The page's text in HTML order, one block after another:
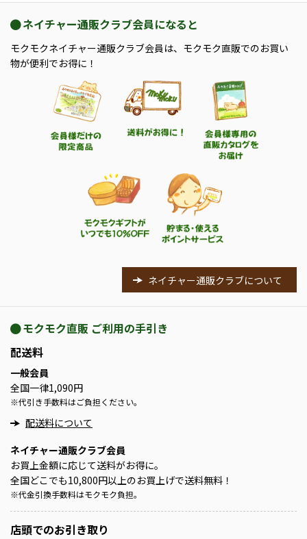
ネイチャー通販クラブ会員になると
モクモクネイチャー通販クラブ会員は、モクモク直販でのお買い
物が便利でお得に！
ネイチャー通販クラブについて
モクモク直販 ご利用の手引き
配送料
一般会員
全国一律1,090円
※代引き手数料はご負担ください。
配送料について
ネイチャー通販クラブ会員
お買上金額に応じて送料がお得に。
全国どこでも10,800円以上のお買上げで送料無料！
※代金引換手数料はモクモク負担。
店頭でのお引き取り